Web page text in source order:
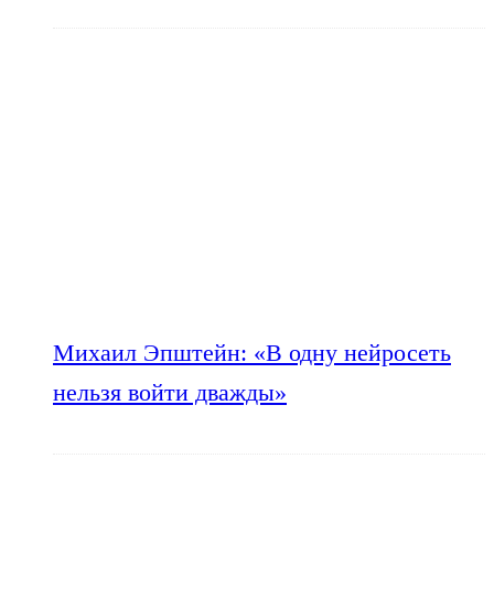
Михаил Эпштейн: «В одну нейросеть
нельзя войти дважды»